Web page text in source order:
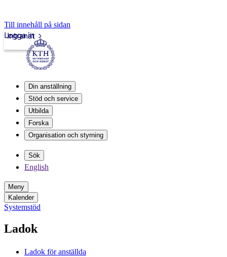
Till innehåll på sidan
Intranät
Logga in
Din anställning
Stöd och service
Utbilda
Forska
Organisation och styrning
Sök
English
Meny
Kalender
Systemstöd
Ladok
Ladok för anställda